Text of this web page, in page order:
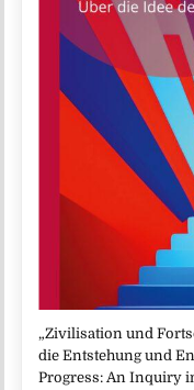
„Zivilisation und
die Entstehung und
Progress: An Inquiry